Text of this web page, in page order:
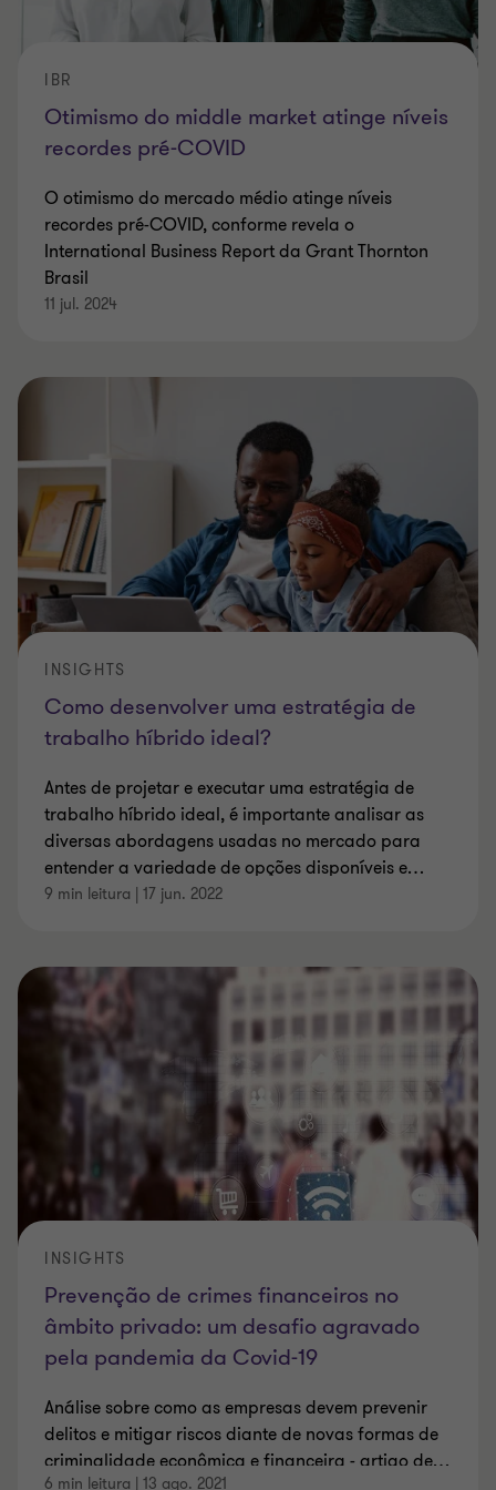
Otimismo do middle market atinge níveis
recordes pré-COVID
IBR
O otimismo do mercado médio atinge níveis
recordes pré-COVID, conforme revela o
International Business Report da Grant Thornton
Brasil
11 jul. 2024
Como desenvolver uma estratégia de
trabalho híbrido ideal?
INSIGHTS
Antes de projetar e executar uma estratégia de
trabalho híbrido ideal, é importante analisar as
diversas abordagens usadas no mercado para
entender a variedade de opções disponíveis e…
9 min leitura | 17 jun. 2022
Prevenção de crimes financeiros no
âmbito privado: um desafio agravado
pela pandemia da Covid-19
INSIGHTS
Análise sobre como as empresas devem prevenir
delitos e mitigar riscos diante de novas formas de
criminalidade econômica e financeira - artigo de…
6 min leitura | 13 ago. 2021